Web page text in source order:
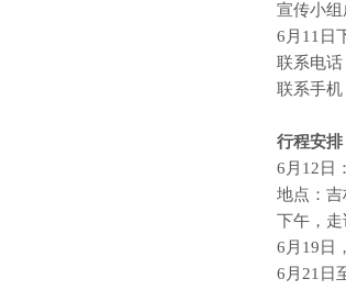
宣传小组
6 月 11 日
联系电话
联系手机
行程安排
6 月 12 日
地点：
下午，走
6 月 19 日
6 月 21 日